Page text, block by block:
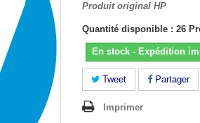
Produit original HP
Quantité disponible : 26
En stock - Expédition
Tweet Partager
Imprimer